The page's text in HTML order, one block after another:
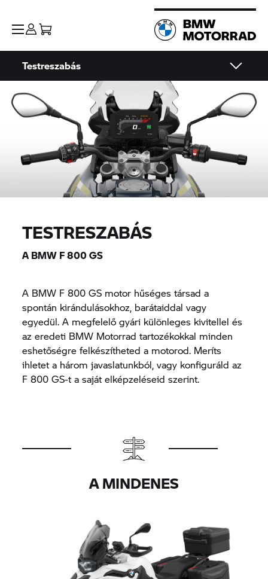
Testreszabás
TESTRESZABÁS
A BMW F 800 GS
A BMW F 800 GS motor hűséges társad a
spontán kirándulásokhoz, barátaiddal vagy
egyedül. A megfelelő gyári különleges kivitellel és
az eredeti BMW Motorrad tartozékokkal minden
eshetőségre felkészítheted a motorod. Meríts
ihletet a három javaslatunkból, vagy konfiguráld az
F 800 GS-t a saját elképzeléseid szerint.
A MINDENES